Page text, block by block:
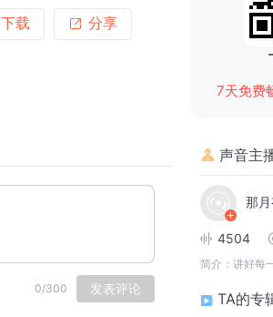
下载 分享
0/300 发表评论
7天免费
声音主
那
4504
简介： 讲好每
TA的专